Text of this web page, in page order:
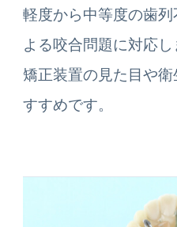
軽度から中等度の歯
よる咬合問題に対応し
矯正装置の見た目や
すすめです。